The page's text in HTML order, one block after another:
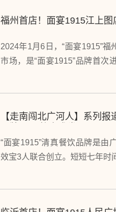
福州首店！面宴1915江上图
2024年1月6日，“面宴1915”
市场，是“面宴1915”品牌首次
【走南闯北广河人】系列
“面宴1915”清真餐饮品牌是由
效宝3人联合创立。短短七年时